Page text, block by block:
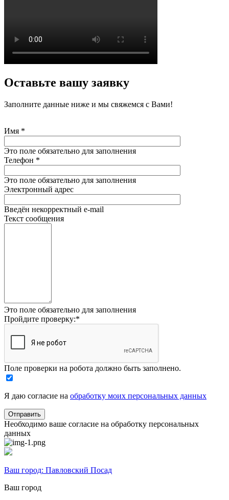
Оставьте вашу заявку
Заполните данные ниже и мы свяжемся с Вами!
Имя *
Это поле обязательно для заполнения
Телефон *
Это поле обязательно для заполнения
Электронный адрес
Введён некорректный e-mail
Текст сообщения
Это поле обязательно для заполнения
Пройдите проверку:*
Поле проверки на робота должно быть заполнено.
Я даю согласие на обработку моих персональных данных
Необходимо ваше согласие на обработку персональных
данных
Ваш город: Павловский Посад
Ваш город